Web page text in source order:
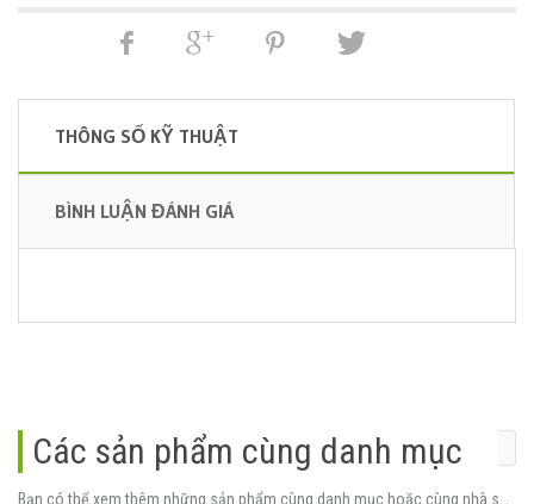
THÔNG SỐ KỸ THUẬT
BÌNH LUẬN ĐÁNH GIÁ
Các sản phẩm cùng danh mục